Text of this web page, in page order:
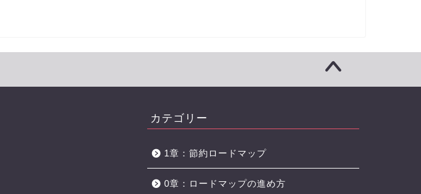
カテゴリー
1章：節約ロードマップ
0章：ロードマップの進め方